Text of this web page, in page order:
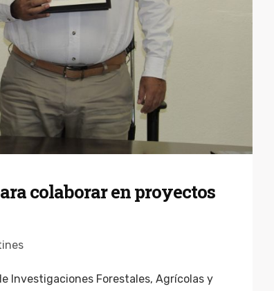
colaborar en proyectos
Investigaciones Forestales, Agrícolas y